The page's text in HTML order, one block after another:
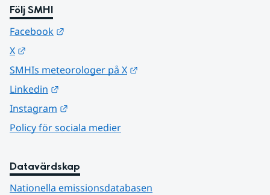
Följ SMHI
Facebook
X
SMHIs meteorologer på X
Linkedin
Instagram
Policy för sociala medier
Datavärdskap
Nationella emissionsdatabasen